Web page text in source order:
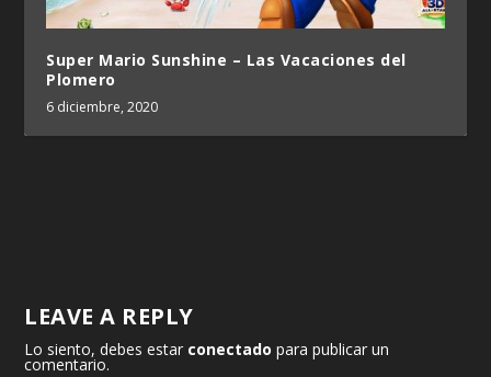
Super Mario Sunshine – Las Vacaciones del
Plomero
6 diciembre, 2020
LEAVE A REPLY
Lo siento, debes estar conectado para publicar un
comentario.